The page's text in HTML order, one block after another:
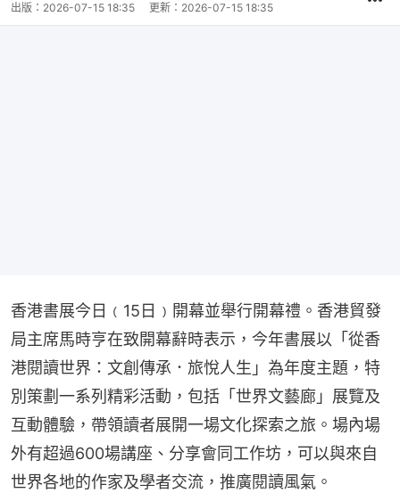
出版： 2026-07-15 18:35 更新： 2026-07-15 18:35
香港書展今日﹙15日﹚開幕並舉行開幕禮。香港貿發
局主席馬時亨在致開幕辭時表示，今年書展以「從香
港閱讀世界：文創傳承．旅悅人生」為年度主題，特
別策劃一系列精彩活動，包括「世界文藝廊」展覽及
互動體驗，帶領讀者展開一場文化探索之旅。場內場
外有超過600場講座、分享會同工作坊，可以與來自
世界各地的作家及學者交流，推廣閱讀風氣。